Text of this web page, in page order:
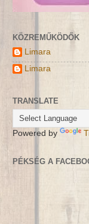
KÖZREMŰKÖDŐK
Limara
Limara
TRANSLATE
Powered by
PÉKSÉG A